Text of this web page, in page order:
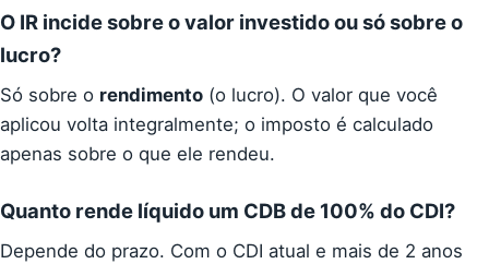
O IR incide sobre o valor investido ou só sobre o
lucro?
Só sobre o rendimento (o lucro). O valor que você
aplicou volta integralmente; o imposto é calculado
apenas sobre o que ele rendeu.
Quanto rende líquido um CDB de 100% do CDI?
Depende do prazo. Com o CDI atual e mais de 2 anos